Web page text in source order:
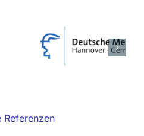
Referenzen